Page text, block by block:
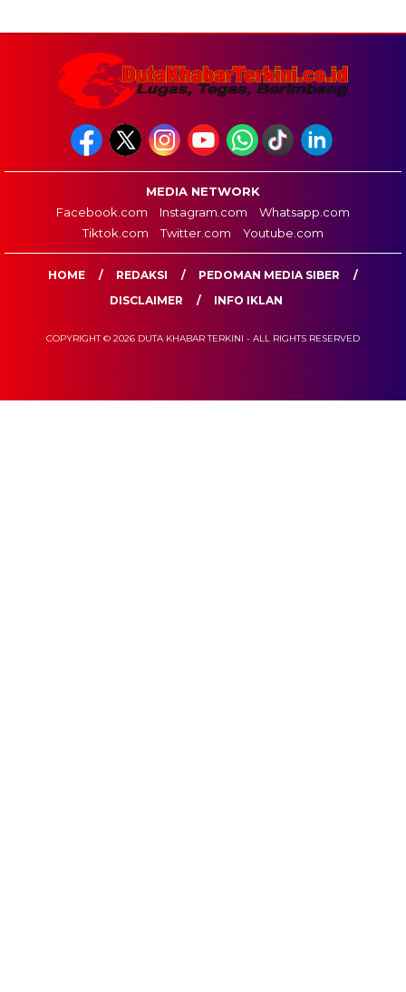
MEDIA NETWORK
Facebook.com
Instagram.com
Whatsapp.com
Tiktok.com
Twitter.com Youtube.com
HOME REDAKSI
PEDOMAN MEDIA SIBER
DISCLAIMER
INFO IKLAN
COPYRIGHT © 2026 DUTA KHABAR TERKINI - ALL RIGHTS RESERVED